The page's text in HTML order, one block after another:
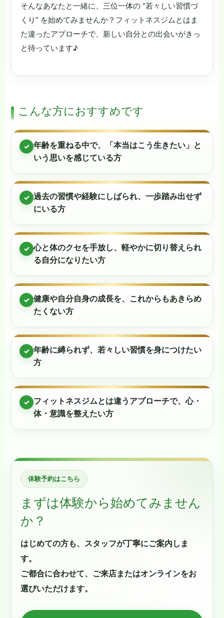
そんなあなたと一緒に、三位一体の “若々しい習慣づ
くり” を始めてみませんか？フィットネスジムとはま
た違ったアプローチで、新しい自分との出会いがきっ
と待っています♪
こんな方におすすめです
✓ 年齢を重ねる中で、「本当はこう生きたい」と
いう思いを感じている方
✓ 過去の習慣や経験にしばられ、一歩踏み出せず
にいる方
✓ 心と体のクセを手放し、軽やかに切り替えられ
る自分になりたい方
✓ 健康や自分自身の成長を、これからもあきらめ
たくない方
✓ 年齢に縛られず、若々しい習慣を身につけたい
方
✓ フィットネスジムとは違うアプローチで、心・
体・意識を整えたい方
体験予約はこちら
まずは体験から始めてみません
か？
はじめての方も、スタッフが丁寧にご案内しま
す。
ご都合に合わせて、ご来店またはオンラインをお
選びいただけます。